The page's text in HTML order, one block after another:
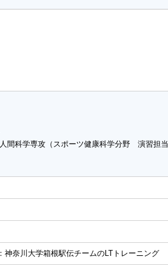
間科学専攻（スポーツ健康科学分野 演習担当
神奈川大学箱根駅伝チームのLTトレーニング